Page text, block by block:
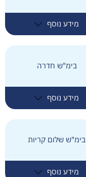
מידע נוסף
בימ"ש חדרה
מידע נוסף
בימ"ש שלום קריות
מידע נוסף